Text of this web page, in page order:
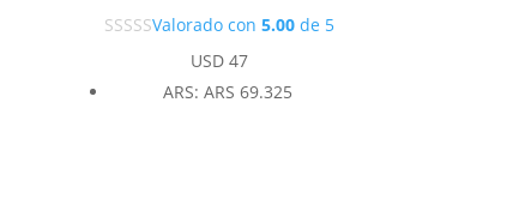
Valorado con5.00 de 5
USD 47
ARS:ARS 69.325